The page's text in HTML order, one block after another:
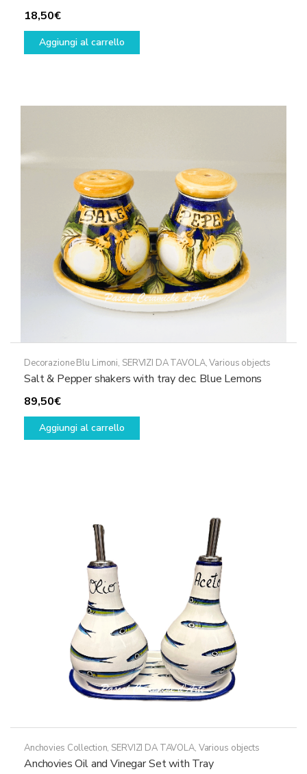
18,50€
Aggiungi al carrello
Decorazione Blu Limoni, SERVIZI DA TAVOLA,Various objects
Salt & Pepper shakers with tray dec. Blue Lemons
89,50€
Aggiungi al carrello
Anchovies Collection, SERVIZI DA TAVOLA, Various objects
Anchovies Oil and Vinegar Set with Tray